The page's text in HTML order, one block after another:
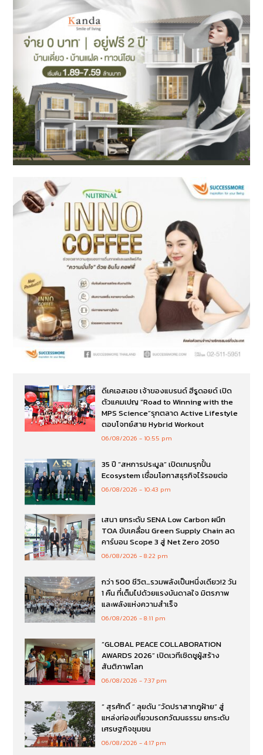
ดีเคเอสเอช เจ้าของแบรนด์ ฮีรูดอยด์ เปิด
ตัวแคมเปญ “Road to Winning with the
MPS Science”รุกตลาด Active Lifestyle
ตอบโจทย์สาย Hybrid Workout
06/08/2026 10:55 pm
35 ปี “สหการประมูล” เปิดเกมรุกปั้น
Ecosystem เชื่อมโอกาสธุรกิจไร้รอยต่อ
06/08/2026 10:43 pm
เสนา ยกระดับ SENA Low Carbon ผนึก
TOA ขับเคลื่อน Green Supply Chain ลด
คาร์บอน Scope 3 สู่ Net Zero 2050
06/08/2026 8:22 pm
กว่า 500 ชีวิต…รวมพลังเป็นหนึ่งเดียว!2 วัน
1 คืน ที่เต็มไปด้วยแรงบันดาลใจ มิตรภาพ
และพลังแห่งความสำเร็จ
06/08/2026 8:11 pm
“GLOBAL PEACE COLLABORATION
AWARDS 2026” เปิดเวทีเชิดชูผู้สร้าง
สันติภาพโลก
06/08/2026 7:37 pm
“ สุรศักดิ์ ” ลุยดัน “วัดปราสาทภูฝ้าย” สู่
แหล่งท่องเที่ยวมรดกวัฒนธรรม ยกระดับ
เศรษฐกิจชุมชน
06/08/2026 4:17 pm